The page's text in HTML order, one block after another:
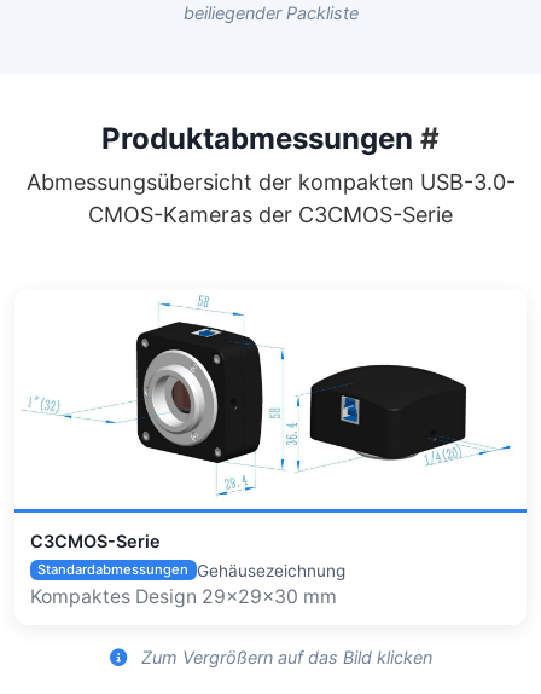
beiliegender Packliste
Produktabmessungen #
Abmessungsübersicht der kompakten USB-3.0-
CMOS-Kameras der C3CMOS-Serie
C3CMOS-Serie
Standardabmessungen Gehäusezeichnung
Kompaktes Design 29×29×30 mm
Zum Vergrößern auf das Bild klicken